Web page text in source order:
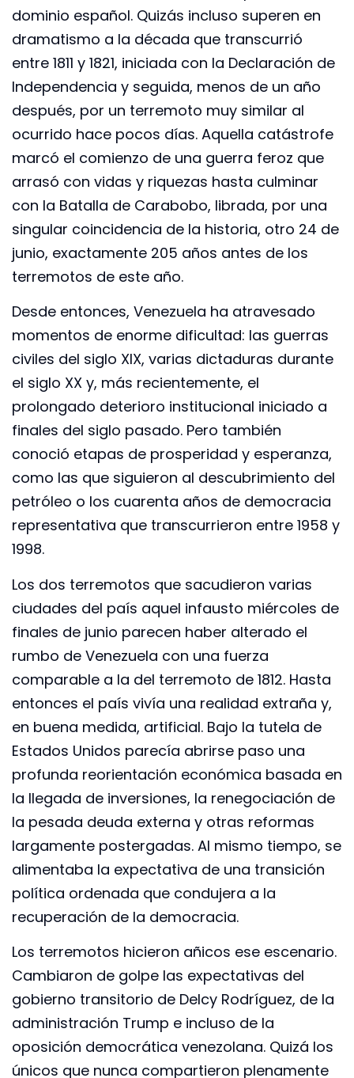
dominio español. Quizás incluso superen en
dramatismo a la década que transcurrió
entre 1811 y 1821, iniciada con la Declaración de
Independencia y seguida, menos de un año
después, por un terremoto muy similar al
ocurrido hace pocos días. Aquella catástrofe
marcó el comienzo de una guerra feroz que
arrasó con vidas y riquezas hasta culminar
con la Batalla de Carabobo, librada, por una
singular coincidencia de la historia, otro 24 de
junio, exactamente 205 años antes de los
terremotos de este año.
Desde entonces, Venezuela ha atravesado
momentos de enorme dificultad: las guerras
civiles del siglo XIX, varias dictaduras durante
el siglo XX y, más recientemente, el
prolongado deterioro institucional iniciado a
finales del siglo pasado. Pero también
conoció etapas de prosperidad y esperanza,
como las que siguieron al descubrimiento del
petróleo o los cuarenta años de democracia
representativa que transcurrieron entre 1958 y
1998.
Los dos terremotos que sacudieron varias
ciudades del país aquel infausto miércoles de
finales de junio parecen haber alterado el
rumbo de Venezuela con una fuerza
comparable a la del terremoto de 1812. Hasta
entonces el país vivía una realidad extraña y,
en buena medida, artificial. Bajo la tutela de
Estados Unidos parecía abrirse paso una
profunda reorientación económica basada en
la llegada de inversiones, la renegociación de
la pesada deuda externa y otras reformas
largamente postergadas. Al mismo tiempo, se
alimentaba la expectativa de una transición
política ordenada que condujera a la
recuperación de la democracia.
Los terremotos hicieron añicos ese escenario.
Cambiaron de golpe las expectativas del
gobierno transitorio de Delcy Rodríguez, de la
administración Trump e incluso de la
oposición democrática venezolana. Quizá los
únicos que nunca compartieron plenamente